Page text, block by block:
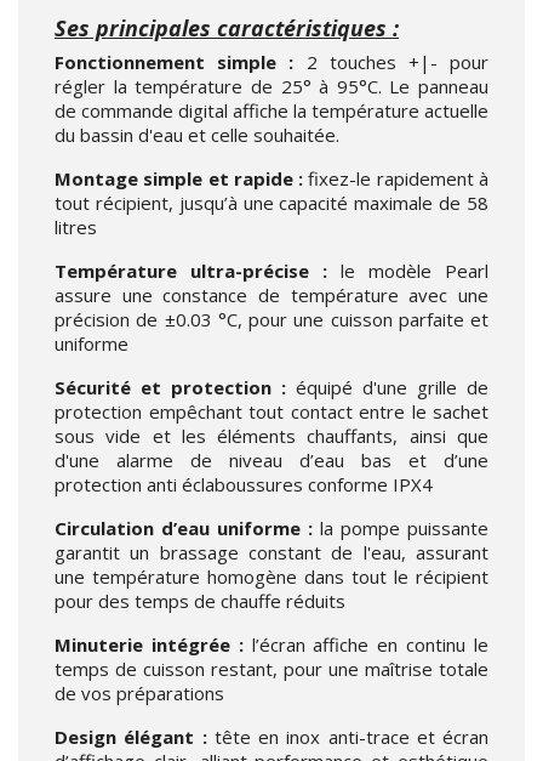
Ses principales caractéristiques :
Fonctionnement simple : 2 touches +|- pour
régler la température de 25° à 95°C. Le panneau
de commande digital affiche la température actuelle
du bassin d'eau et celle souhaitée.
Montage simple et rapide : fixez-le rapidement à
tout récipient, jusqu’à une capacité maximale de 58
litres
Température ultra-précise : le modèle Pearl
assure une constance de température avec une
précision de ±0.03 °C, pour une cuisson parfaite et
uniforme
Sécurité et protection : équipé d'une grille de
protection empêchant tout contact entre le sachet
sous vide et les éléments chauffants, ainsi que
d'une alarme de niveau d’eau bas et d’une
protection anti éclaboussures conforme IPX4
Circulation d’eau uniforme : la pompe puissante
garantit un brassage constant de l'eau, assurant
une température homogène dans tout le récipient
pour des temps de chauffe réduits
Minuterie intégrée :l’écran affiche en continu le
temps de cuisson restant, pour une maîtrise totale
de vos préparations
Design élégant :tête en inox anti-trace et écran